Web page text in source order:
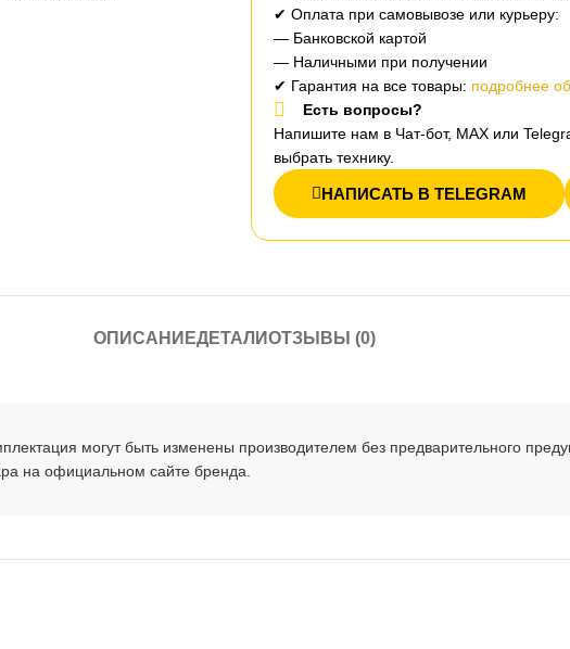
✔ Оплата при самовывозе или курьеру:
— Банковской картой
— Наличными при получении
✔ Гарантия на все товары: подробнее
Есть вопросы?
Напишите нам в Чат-бот, MAX или
выбрать технику.
НАПИСАТЬ В TELEGRAM
ОПИСАНИЕДЕТАЛИОТЗЫВЫ (0)
могут быть изменены производителем без предварительного
на официальном сайте бренда.